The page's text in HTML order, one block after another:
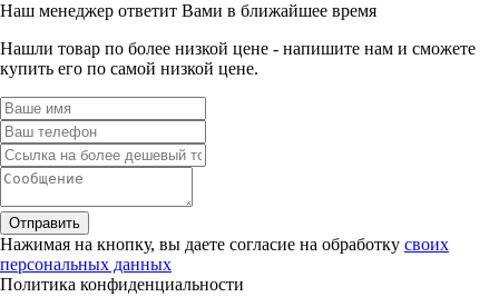
Наш менеджер ответит Вами в ближайшее время
Нашли товар по более низкой цене - напишите нам и сможете
купить его по самой низкой цене.
Отправить
Нажимая на кнопку, вы даете согласие на обработку своих
персональных данных
Политика конфиденциальности